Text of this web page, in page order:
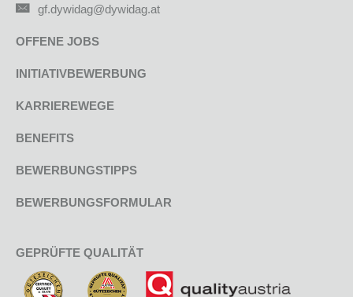
gf.dywidag@dywidag.at
OFFENE JOBS
INITIATIVBEWERBUNG
KARRIEREWEGE
BENEFITS
BEWERBUNGSTIPPS
BEWERBUNGSFORMULAR
GEPRÜFTE QUALITÄT